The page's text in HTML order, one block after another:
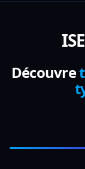
Découvre